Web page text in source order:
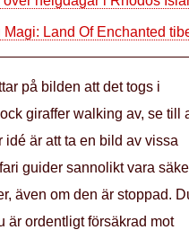
Magi: Land Of Enchanted
på bilden att det togs i
giraffer walking av, se till
är att ta en bild av vissa
guider sannolikt vara
även om den är stoppad.
är ordentligt försäkrad mot